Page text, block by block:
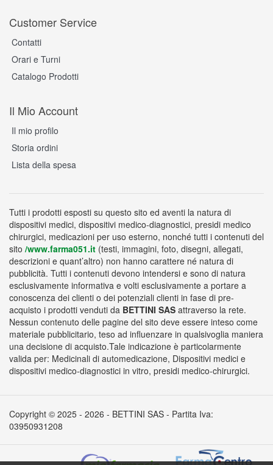
Customer Service
Contatti
Orari e Turni
Catalogo Prodotti
Il Mio Account
Il mio profilo
Storia ordini
Lista della spesa
Tutti i prodotti esposti su questo sito ed aventi la natura di
dispositivi medici, dispositivi medico-diagnostici, presidi medico
chirurgici, medicazioni per uso esterno, nonché tutti i contenuti del
sito /www.farma051.it (testi, immagini, foto, disegni, allegati,
descrizioni e quant’altro) non hanno carattere né natura di
pubblicità. Tutti i contenuti devono intendersi e sono di natura
esclusivamente informativa e volti esclusivamente a portare a
conoscenza dei clienti o dei potenziali clienti in fase di pre-
acquisto i prodotti venduti da BETTINI SAS attraverso la rete.
Nessun contenuto delle pagine del sito deve essere inteso come
materiale pubblicitario, teso ad influenzare in qualsivoglia maniera
una decisione di acquisto.Tale indicazione è particolarmente
valida per: Medicinali di automedicazione, Dispositivi medici e
dispositivi medico-diagnostici in vitro, presidi medico-chirurgici.
Copyright © 2025 - 2026 - BETTINI SAS - Partita Iva:
03950931208